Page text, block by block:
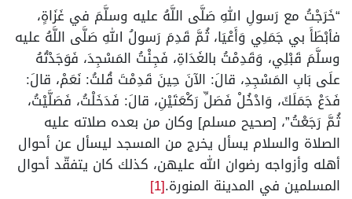
“خَرَجْتُ مع رَسولِ اللهِ صَلَّى اللَّهُ عليه وسلَّمَ في غَزَاةٍ،
فأبْطَأَ بي جَمَلِي وَأَعْيَا، ثُمَّ قَدِمَ رَسولُ اللهِ صَلَّى اللَّهُ عليه
وسلَّمَ قَبْلِي، وَقَدِمْتُ بالغَدَاةِ، فَجِئْتُ المَسْجِدَ، فَوَجَدْتُهُ
علَى بَابِ المَسْجِدِ، قالَ: الآنَ حِينَ قَدِمْتَ قُلتُ: نَعَمْ، قالَ:
فَدَعْ جَمَلَكَ، وَادْخُلْ فَصَلِّ رَكْعَتَيْنِ، قالَ: فَدَخَلْتُ، فَصَلَّيْتُ،
ثُمَّ رَجَعْتُ”، [صحيح مسلم] وكان من بعده صلاته عليه
الصلاة والسلام يسأل يخرج من المسجد ليسأل عن أحوال
أهله وأزواجه رضوان الله عليهن، كذلك كان يتفقّد أحوال
المسلمين في المدينة المنورة.[1]